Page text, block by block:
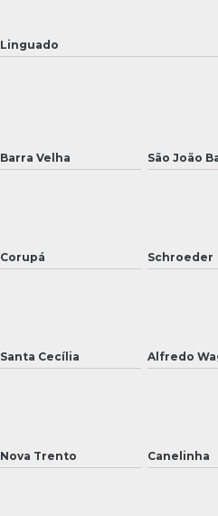
Linguado
Barra Velha São João
Corupá Schroeder
Santa Cecília Alfredo
Nova Trento Canelinha